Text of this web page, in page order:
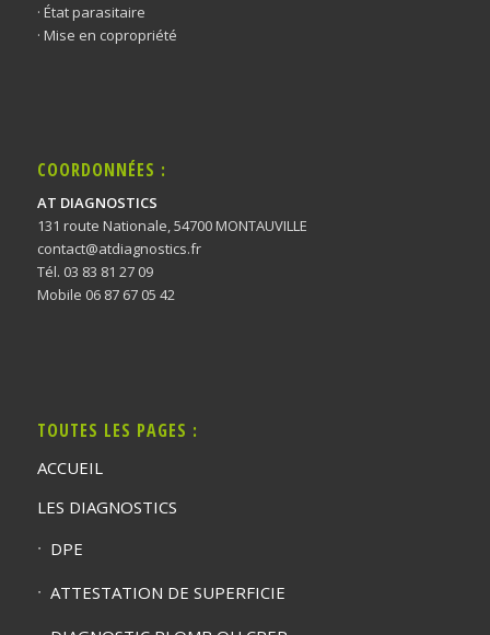
· État parasitaire
· Mise en copropriété
COORDONNÉES :
AT DIAGNOSTICS
131 route Nationale, 54700 MONTAUVILLE
contact@atdiagnostics.fr
Tél. 03 83 81 27 09
Mobile 06 87 67 05 42
TOUTES LES PAGES :
ACCUEIL
LES DIAGNOSTICS
DPE
ATTESTATION DE SUPERFICIE